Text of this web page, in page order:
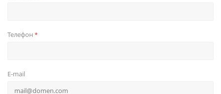
Телефон *
E-mail